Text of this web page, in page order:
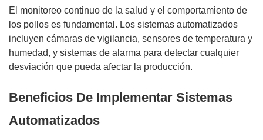
El monitoreo continuo de la salud y el comportamiento de
los pollos es fundamental. Los sistemas automatizados
incluyen cámaras de vigilancia, sensores de temperatura y
humedad, y sistemas de alarma para detectar cualquier
desviación que pueda afectar la producción.
Beneficios De Implementar Sistemas
Automatizados